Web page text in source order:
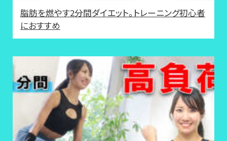
脂肪を燃やす2分間ダイエット。トレーニング初心者
におすすめ